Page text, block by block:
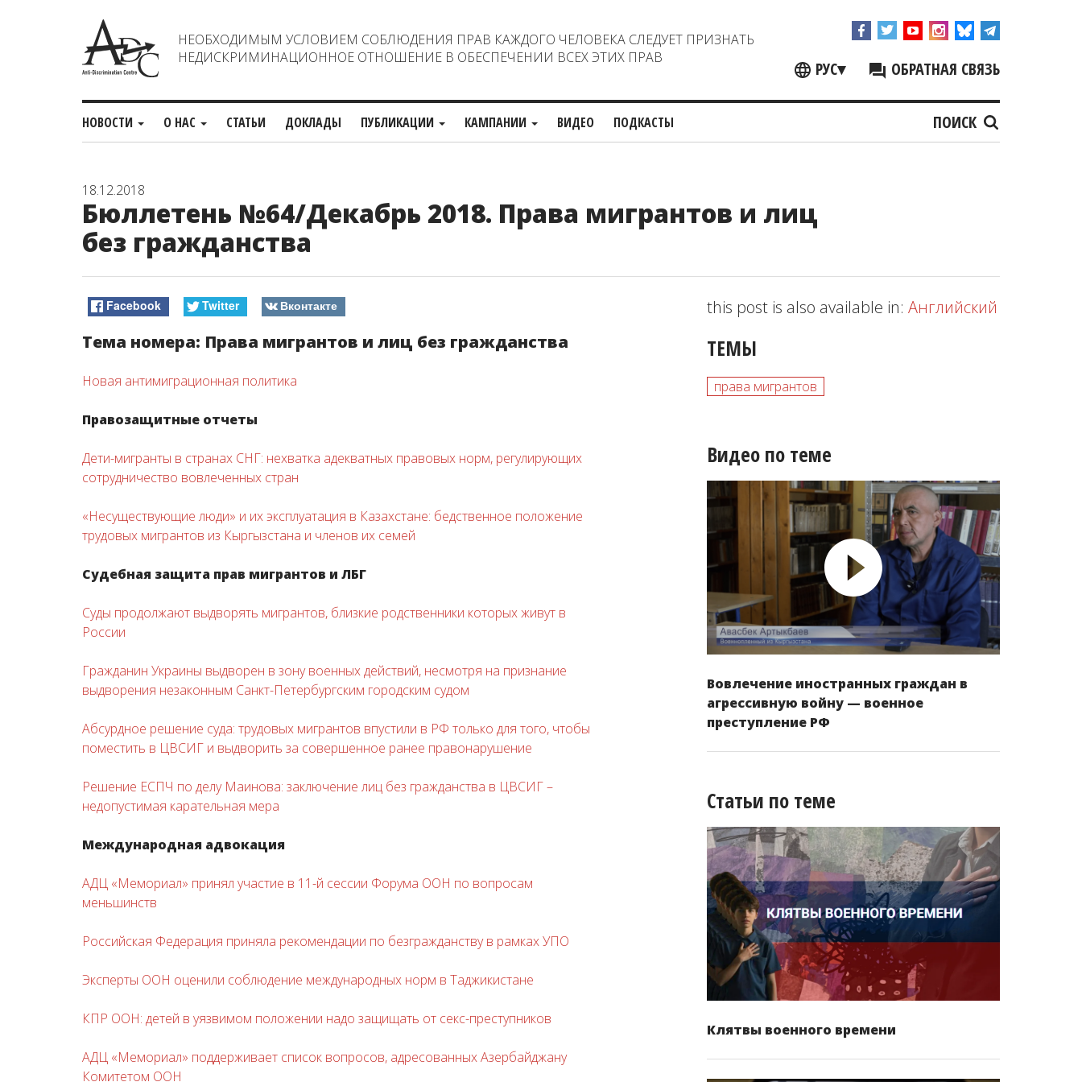
НЕОБХОДИМЫМ УСЛОВИЕМ СОБЛЮДЕНИЯ ПРАВ КАЖДОГО ЧЕЛОВЕКА СЛЕДУЕТ ПРИЗНАТЬ
НЕДИСКРИМИНАЦИОННОЕ ОТНОШЕНИЕ В ОБЕСПЕЧЕНИИ ВСЕХ ЭТИХ ПРАВ
РУС▾ ОБРАТНАЯ СВЯЗЬ
НОВОСТИ О НАС СТАТЬИ ДОКЛАДЫ ПУБЛИКАЦИИ КАМПАНИИ ВИДЕО ПОДКАСТЫ ПОИСК
18.12.2018
Бюллетень №64/Декабрь 2018. Права мигрантов и лиц
без гражданства
Facebook Twitter Вконтакте
Тема номера: Права мигрантов и лиц без гражданства
Новая антимиграционная политика
Правозащитные отчеты
Дети-мигранты в странах СНГ: нехватка адекватных правовых норм, регулирующих
сотрудничество вовлеченных стран
«Несуществующие люди» и их эксплуатация в Казахстане: бедственное положение
трудовых мигрантов из Кыргызстана и членов их семей
Судебная защита прав мигрантов и ЛБГ
Суды продолжают выдворять мигрантов, близкие родственники которых живут в
России
Гражданин Украины выдворен в зону военных действий, несмотря на признание
выдворения незаконным Санкт-Петербургским городским судом
Абсурдное решение суда: трудовых мигрантов впустили в РФ только для того, чтобы
поместить в ЦВСИГ и выдворить за совершенное ранее правонарушение
Решение ЕСПЧ по делу Маинова: заключение лиц без гражданства в ЦВСИГ –
недопустимая карательная мера
Международная адвокация
АДЦ «Мемориал» принял участие в 11-й сессии Форума ООН по вопросам
меньшинств
Российская Федерация приняла рекомендации по безгражданству в рамках УПО
Эксперты ООН оценили соблюдение международных норм в Таджикистане
КПР ООН: детей в уязвимом положении надо защищать от секс-преступников
АДЦ «Мемориал» поддерживает список вопросов, адресованных Азербайджану
Комитетом ООН
this post is also available in: Английский
ТЕМЫ
права мигрантов
Видео по теме
Вовлечение иностранных граждан в
агрессивную войну — военное
преступление РФ
Статьи по теме
Клятвы военного времени